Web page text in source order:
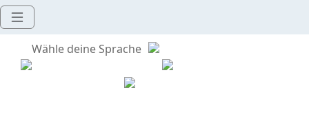
Wähle deine Sprache